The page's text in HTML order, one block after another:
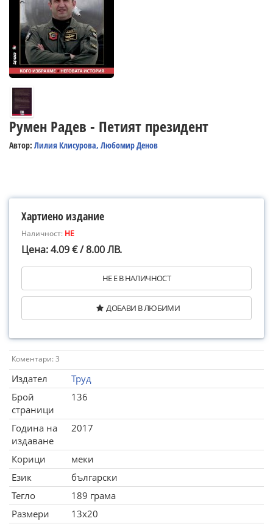
Румен Радев - Петият президент
Автор: Лилия Клисурова, Любомир Денов
Хартиено издание
Наличност: НЕ
Цена: 4.09 € / 8.00 ЛВ.
НЕ Е В НАЛИЧНОСТ
ДОБАВИ В ЛЮБИМИ
Коментари: 3
Издател
Труд
Брой
страници
136
Година на
издаване
2017
Корици
меки
Език
български
Тегло
189 грама
Размери
13x20